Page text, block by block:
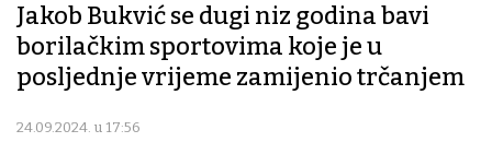
Jakob Bukvić se dugi niz godina bavi
borilačkim sportovima koje je u
posljednje vrijeme zamijenio trčanjem
24.09.2024. u 17:56